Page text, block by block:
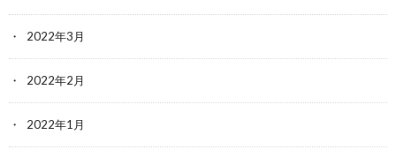
2022年3月
2022年2月
2022年1月